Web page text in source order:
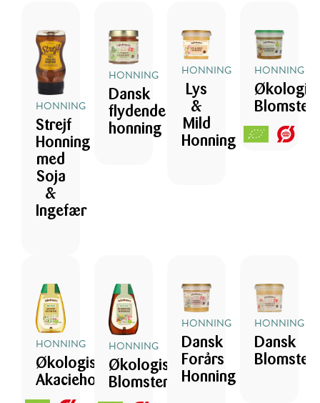
HONNING
Strejf
Honning
med
Soja
&
Ingefær
HONNING
Dansk
flydende
honning
HONNING
Lys
&
Mild
Honning
HONNING
HONNING
Økologisk
Akaciehonning
HONNING
Økologisk
Blomsterhonning
HONNING
Dansk
Forårs
Honning
HONNING
Dansk